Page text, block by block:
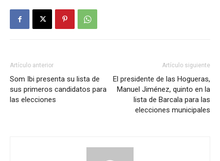
Artículo anterior
Som Ibi presenta su lista de
sus primeros candidatos para
las elecciones
Artículo siguiente
El presidente de las Hogueras,
Manuel Jiménez, quinto en la
lista de Barcala para las
elecciones municipales